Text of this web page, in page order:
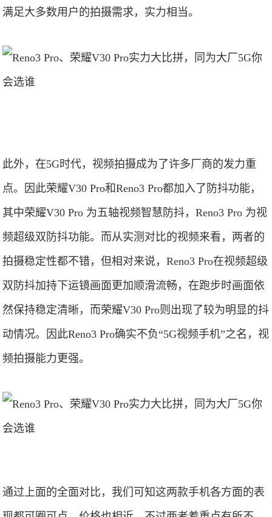
满足大多数用户的拍摄需求，实力相当。
此外，在5G时代，视频拍摄成为了许多厂商的发力重
点。因此荣耀V30 Pro和Reno3 Pro都加入了防抖功能，
其中荣耀V30 Pro 为五轴视频智慧防抖，Reno3 Pro 为视
频超级双防抖功能。而从实测对比的视频来看，两者的
拍摄稳定性都不错，但相对来说，Reno3 Pro在视频超级
双防抖加持下运镜画面更加顺滑流畅，在跑步时画面依
然保持稳定清晰，而荣耀V30 Pro则出现了较为明显的抖
动情况。因此Reno3 Pro确实不负“5G视频手机”之名，视
频拍摄能力更强。
通过上面的全面对比，我们可知这两款手机各方面的表